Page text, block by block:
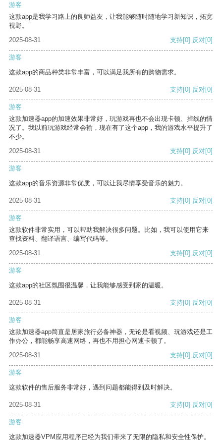
游客
这款app是我学习路上的良师益友，让我能够随时随地学习新知识，拓宽
视野。
2025-08-31
支持[0] 反对[0]
游客
这款app的商品种类非常丰富，可以满足我所有的购物需求。
2025-08-31 支持[0] 反对[0]
游客
这款加速器app的加速效果非常好，玩游戏再也不会出现卡顿、掉线的情
况了。我以前玩游戏经常会输，现在有了这个app，我的游戏水平提升了
不少。
2025-08-31
支持[0] 反对[0]
游客
这款app的音乐资源非常优质，可以让我尽情享受音乐的魅力。
2025-08-31 支持[0] 反对[0]
游客
这款软件非常实用，可以帮助我解决很多问题。比如，我可以使用它来
查找资料、翻译语言、编写代码等。
2025-08-31
支持[0] 反对[0]
游客
这款app的社区氛围很温馨，让我能够感受到家的温暖。
2025-08-31 支持[0] 反对[0]
游客
这款加速器app简直是居家旅行必备神器，无论是看视频、玩游戏还是工
作办公，都能畅享高速网络，再也不用担心网速卡顿了。
2025-08-31
支持[0] 反对[0]
游客
这款软件的售后服务非常好，遇到问题都能得到及时解决。
2025-08-31 支持[0] 反对[0]
游客
这款加速器VPM应用程序已经为我们带来了无限的隐私和安全性保护。